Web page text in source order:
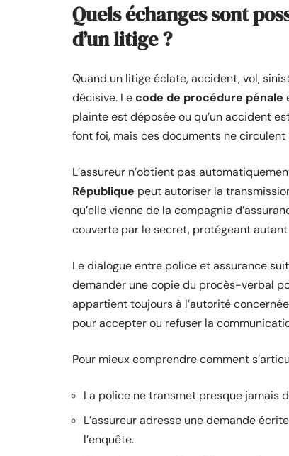
Quels échanges sont
d’un litige ?
Quand un litige éclate, accident, vol,
décisive. Lecode de procédure pénale
plainte est déposée ou qu’un accident
font foi, mais ces documents ne
L’assureur n’obtient pas
République peut autoriser la
qu’elle vienne de la compagnie
couverte par le secret, protégeant
Le dialogue entre police et assurance
demander une copie du procès-verbal
appartient toujours à l’autorité
pour accepter ou refuser la
Pour mieux comprendre comment
La police ne transmet presque jamais
L’assureur adresse une demande
l’enquête.